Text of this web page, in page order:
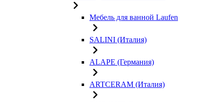
Мебель для ванной Laufen
SALINI (Италия)
ALAPE (Германия)
ARTCERAM (Италия)